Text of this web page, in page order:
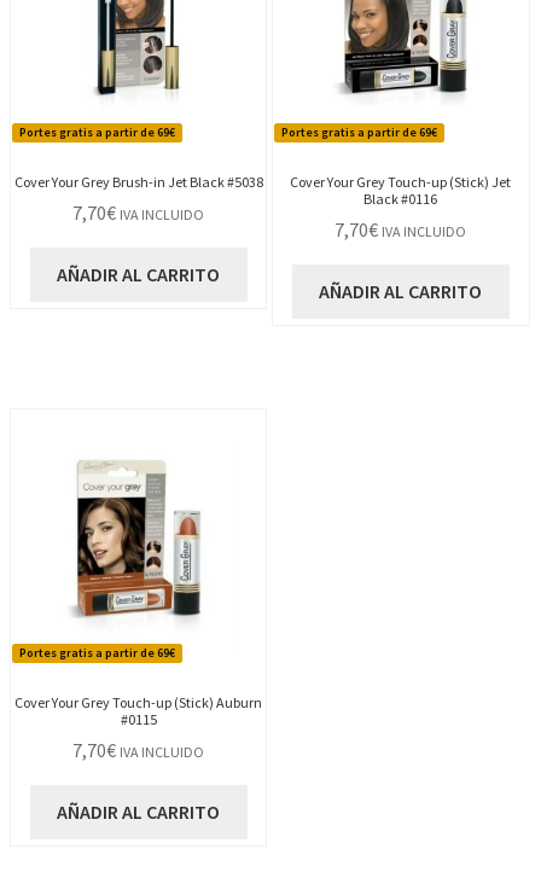
Portes gratis a partir de 69€
Cover Your Grey Brush-in Jet Black #5038
7,70€ IVA INCLUIDO
AÑADIR AL CARRITO
Portes gratis a partir de 69€
Cover Your Grey Touch-up (Stick) Jet
Black #0116
7,70€ IVA INCLUIDO
AÑADIR AL CARRITO
Portes gratis a partir de 69€
Cover Your Grey Touch-up (Stick) Auburn
#0115
7,70€ IVA INCLUIDO
AÑADIR AL CARRITO